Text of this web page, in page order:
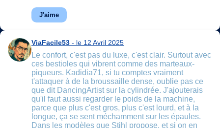
J'aime
ViaFacile53 - le 12 Avril 2025
Le confort, c'est pas du luxe, c'est clair. Surtout avec
ces bestioles qui vibrent comme des marteaux-
piqueurs. Kadidia71, si tu comptes vraiment
t'attaquer à de la broussaille dense, oublie pas ce
que dit DancingArtist sur la cylindrée. J'ajouterais
qu'il faut aussi regarder le poids de la machine,
parce que plus c'est gros, plus c'est lourd, et à la
longue, ça se sent méchamment sur les épaules.
Dans les modèles que Stihl propose, et si on en